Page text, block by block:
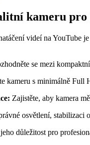
kameru pro
videí na YouTube
se mezi
kameru s minimálně Full
Zajistěte, aby kamera
osvětlení,